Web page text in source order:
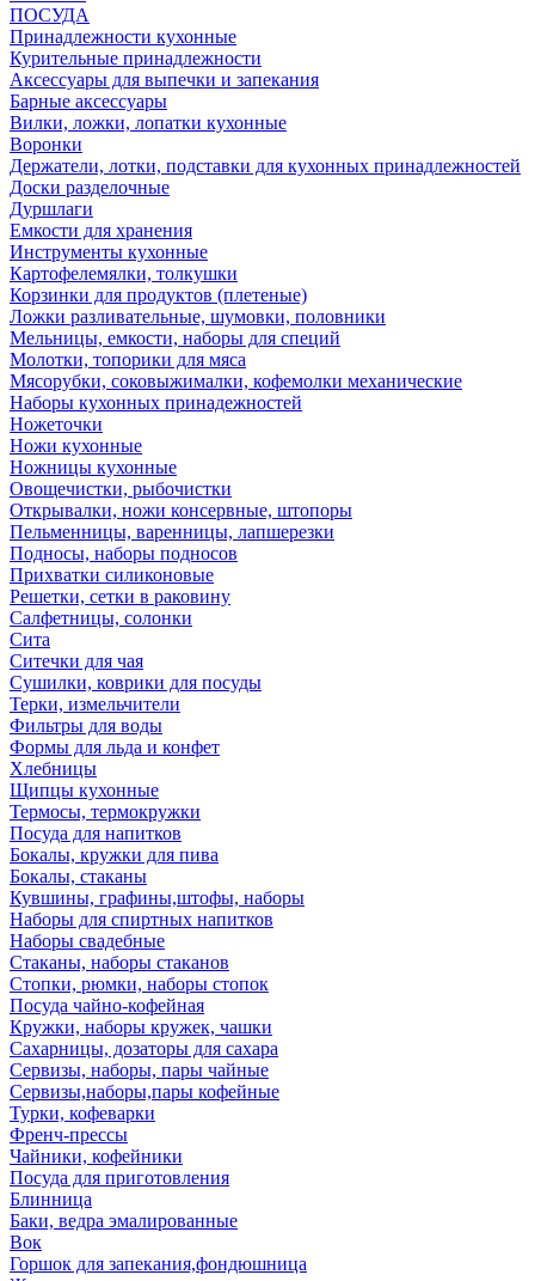
ПОСУДА
Принадлежности кухонные
Курительные принадлежности
Аксессуары для выпечки и запекания
Барные аксессуары
Вилки, ложки, лопатки кухонные
Воронки
Держатели, лотки, подставки для кухонных принадлежностей
Доски разделочные
Дуршлаги
Емкости для хранения
Инструменты кухонные
Картофелемялки, толкушки
Корзинки для продуктов (плетеные)
Ложки разливательные, шумовки, половники
Мельницы, емкости, наборы для специй
Молотки, топорики для мяса
Мясорубки, соковыжималки, кофемолки механические
Наборы кухонных принадежностей
Ножеточки
Ножи кухонные
Ножницы кухонные
Овощечистки, рыбочистки
Открывалки, ножи консервные, штопоры
Пельменницы, варенницы, лапшерезки
Подносы, наборы подносов
Прихватки силиконовые
Решетки, сетки в раковину
Салфетницы, солонки
Сита
Ситечки для чая
Сушилки, коврики для посуды
Терки, измельчители
Фильтры для воды
Формы для льда и конфет
Хлебницы
Щипцы кухонные
Термосы, термокружки
Посуда для напитков
Бокалы, кружки для пива
Бокалы, стаканы
Кувшины, графины,штофы, наборы
Наборы для спиртных напитков
Наборы свадебные
Стаканы, наборы стаканов
Стопки, рюмки, наборы стопок
Посуда чайно-кофейная
Кружки, наборы кружек, чашки
Сахарницы, дозаторы для сахара
Сервизы, наборы, пары чайные
Сервизы,наборы,пары кофейные
Турки, кофеварки
Френч-прессы
Чайники, кофейники
Посуда для приготовления
Блинница
Баки, ведра эмалированные
Вок
Горшок для запекания,фондюшница